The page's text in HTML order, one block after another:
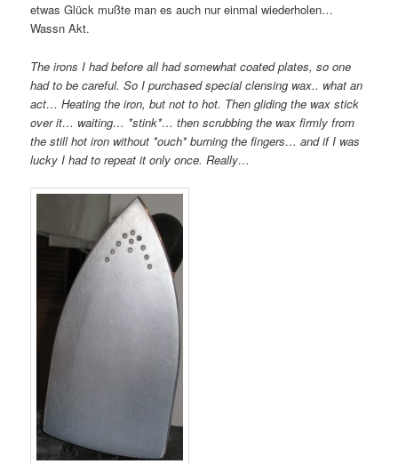
etwas Glück mußte man es auch nur einmal wiederholen…
Wassn Akt.
The irons I had before all had somewhat coated plates, so one
had to be careful. So I purchased special clensing wax.. what an
act… Heating the iron, but not to hot. Then gliding the wax stick
over it… waiting… *stink*… then scrubbing the wax firmly from
the still hot iron without *ouch* burning the fingers… and if I was
lucky I had to repeat it only once. Really…